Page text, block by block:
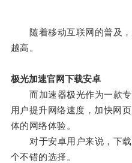
随着移动互联网的普及，
越高。
极光加速官网下载安卓
而加速器极光作为一款专
用户提升网络速度，加快网
体的网络体验。
对于安卓用户来说，下载
个不错的选择。